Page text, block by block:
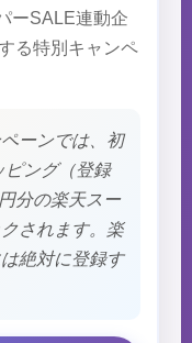
ーSALE連動企
る特別キャンペ
ーンでは、初
ピング（登録
分の楽天スー
されます。楽
絶対に登録す